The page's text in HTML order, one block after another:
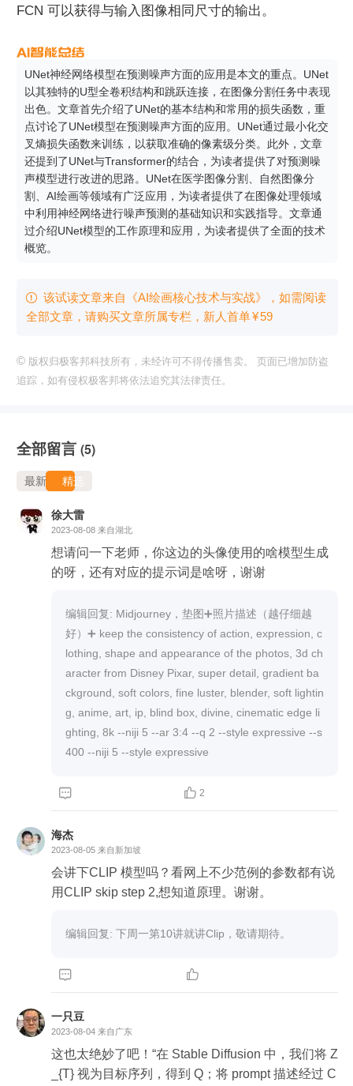
FCN 可以获得与输入图像相同尺寸的输出。
UNet神经网络模型在预测噪声方面的应用是本文的重点。UNet
以其独特的U型全卷积结构和跳跃连接，在图像分割任务中表现
出色。文章首先介绍了UNet的基本结构和常用的损失函数，重
点讨论了UNet模型在预测噪声方面的应用。UNet通过最小化交
叉熵损失函数来训练，以获取准确的像素级分类。此外，文章
还提到了UNet与Transformer的结合，为读者提供了对预测噪
声模型进行改进的思路。UNet在医学图像分割、自然图像分
割、AI绘画等领域有广泛应用，为读者提供了在图像处理领域
中利用神经网络进行噪声预测的基础知识和实践指导。文章通
过介绍UNet模型的工作原理和应用，为读者提供了全面的技术
概览。
 该试读文章来自《AI绘画核心技术与实战》，如需阅读
全部文章，请购买文章所属专栏 ，新⼈⾸单¥59
© 版权归极客邦科技所有，未经许可不得传播售卖。 页面已增加防盗
追踪，如有侵权极客邦将依法追究其法律责任。
全部留言 (5)
最新 精选
徐大雷
2023-08-08 来自湖北
想请问一下老师，你这边的头像使用的啥模型生成
的呀，还有对应的提示词是啥呀，谢谢
编辑回复: Midjourney，垫图➕照片描述（越仔细越
好）➕ keep the consistency of action, expression, c
lothing, shape and appearance of the photos, 3d ch
aracter from Disney Pixar, super detail, gradient ba
ckground, soft colors, fine luster, blender, soft lightin
g, anime, art, ip, blind box, divine, cinematic edge li
ghting, 8k --niji 5 --ar 3:4 --q 2 --style expressive --s
400 --niji 5 --style expressive
  2
海杰
2023-08-05 来自新加坡
会讲下CLIP 模型吗？看网上不少范例的参数都有说
用CLIP skip step 2,想知道原理。谢谢。
编辑回复: 下周一第10讲就讲Clip，敬请期待。
 
一只豆
2023-08-04 来自广东
这也太绝妙了吧！“在 Stable Diffusion 中，我们将 Z
_{T} 视为目标序列，得到 Q；将 prompt 描述经过 C